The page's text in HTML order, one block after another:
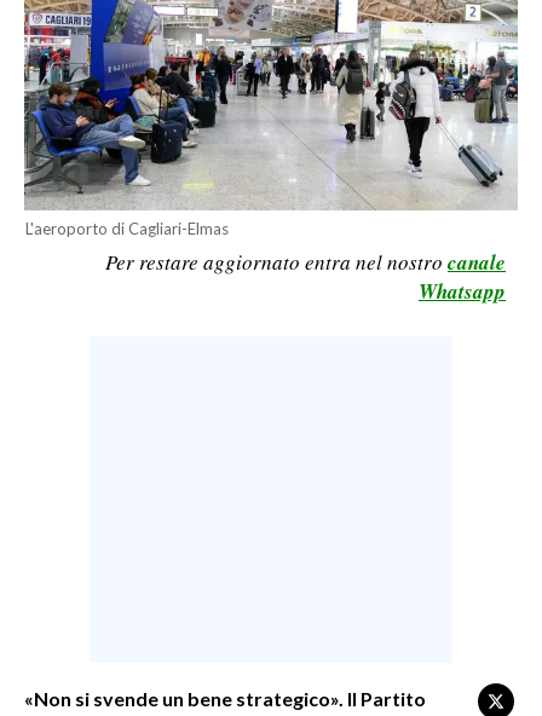
ECONOMIA
SERVIZI ALLE IMPRESE
LAVORO
BANDI
SPORT IN SARDEGNA
L'aeroporto di Cagliari-Elmas
Per restare aggiornato entra nel nostro canale
Whatsapp
«Non si svende un bene strategico». Il Partito